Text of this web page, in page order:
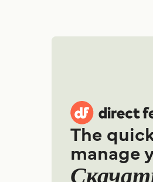
The
manage